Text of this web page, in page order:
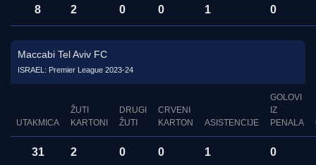
8 2 0 0 1 0
Maccabi Tel Aviv FC
ISRAEL: Premier League 2023-24
UTAKMICA
ŽUTI
KARTONI
DRUGI
ŽUTI
CRVENI
KARTON
ASISTENCIJE
GOLOVI
IZ
PENALA
31 2 0 0 1 0